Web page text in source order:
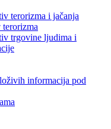
terorizma i jačanja
terorizma
trgovine ljudima i
informacija pod